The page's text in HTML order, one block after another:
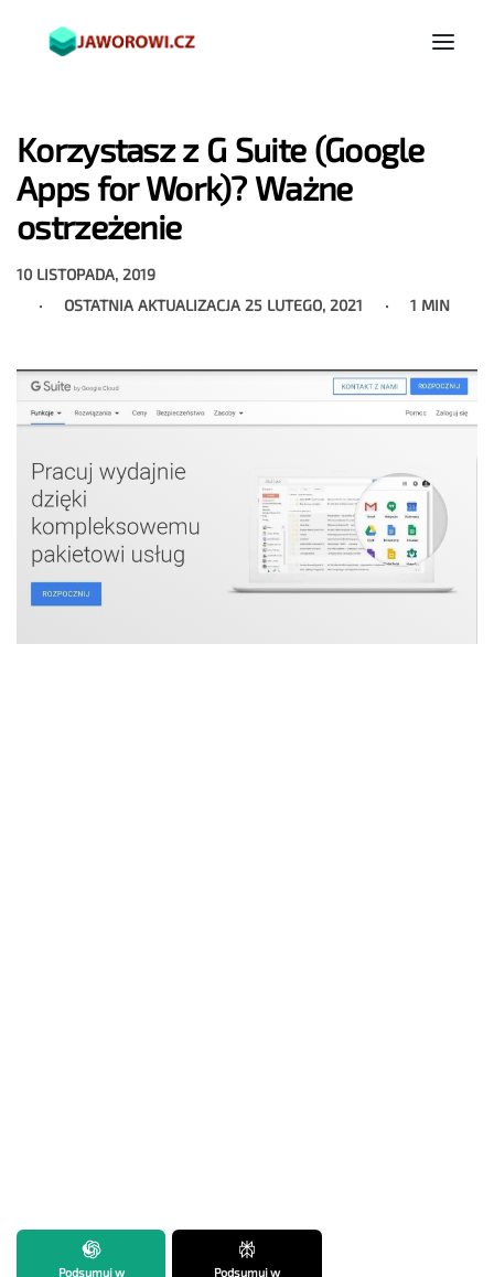
Korzystasz z G Suite (Google
Apps for Work)? Ważne
ostrzeżenie
10 LISTOPADA, 2019
OSTATNIA AKTUALIZACJA 25 LUTEGO, 2021 1 MIN
Podsumuj w Podsumuj w